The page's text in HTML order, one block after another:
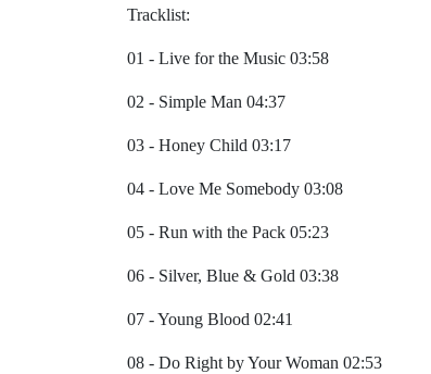
Tracklist:
01 - Live for the Music 03:58
02 - Simple Man 04:37
03 - Honey Child 03:17
04 - Love Me Somebody 03:08
05 - Run with the Pack 05:23
06 - Silver, Blue & Gold 03:38
07 - Young Blood 02:41
08 - Do Right by Your Woman 02:53